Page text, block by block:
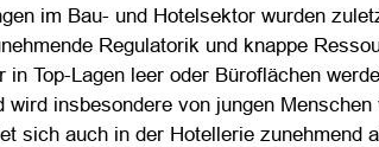
im Bau- und Hotelsektor wurden
Regulatorik und knappe
Top-Lagen leer oder Büroflächen
insbesondere von jungen Menschen
sich auch in der Hotellerie zunehmend